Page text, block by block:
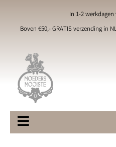
In 1-2
Boven €50,- GRATIS verzending in